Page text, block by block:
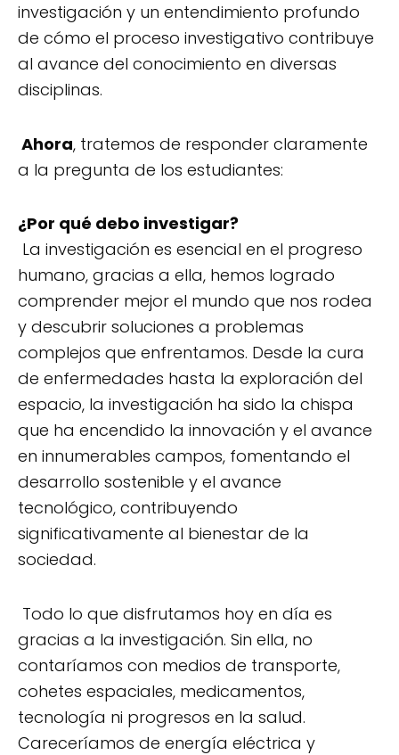
investigación y un entendimiento profundo
de cómo el proceso investigativo contribuye
al avance del conocimiento en diversas
disciplinas.
Ahora, tratemos de responder claramente
a la pregunta de los estudiantes:
¿Por qué debo investigar?
La investigación es esencial en el progreso
humano, gracias a ella, hemos logrado
comprender mejor el mundo que nos rodea
y descubrir soluciones a problemas
complejos que enfrentamos. Desde la cura
de enfermedades hasta la exploración del
espacio, la investigación ha sido la chispa
que ha encendido la innovación y el avance
en innumerables campos, fomentando el
desarrollo sostenible y el avance
tecnológico, contribuyendo
significativamente al bienestar de la
sociedad.
Todo lo que disfrutamos hoy en día es
gracias a la investigación. Sin ella, no
contaríamos con medios de transporte,
cohetes espaciales, medicamentos,
tecnología ni progresos en la salud.
Careceríamos de energía eléctrica y